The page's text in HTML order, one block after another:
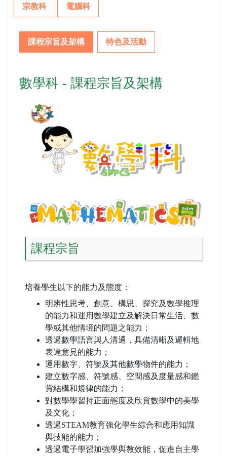
宗教科 電腦科
課程宗旨及架構 特色及活動
數學科 - 課程宗旨及架構
課程宗旨
培養學生以下的能力及態度：
明辨性思考、創意、構思、探究及數學推理
的能力和運用數學建立及解決日常生活、數
學或其他情境的問題之能力；
透過數學語言與人溝通，具備清晰及邏輯地
表達意見的能力；
運用數字、符號及其他數學物件的能力；
建立數字感、符號感、空間感及度量感和鑑
賞結構和規律的能力；
對數學學習持正面態度及欣賞數學中的美學
及文化；
透過STEAM教育強化學生綜合和應用知識
與技能的能力；
透過電子學習加強學與教效能，促進自主學